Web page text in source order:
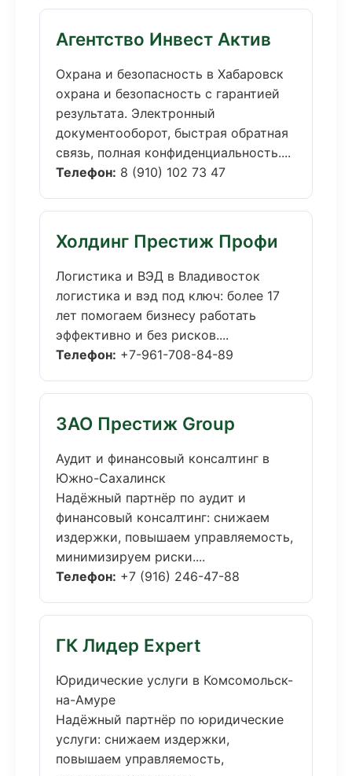
Агентство Инвест Актив
Охрана и безопасность в Хабаровск
охрана и безопасность с гарантией
результата. Электронный
документооборот, быстрая обратная
связь, полная конфиденциальность....
Телефон: 8 (910) 102 73 47
Холдинг Престиж Профи
Логистика и ВЭД в Владивосток
логистика и вэд под ключ: более 17
лет помогаем бизнесу работать
эффективно и без рисков....
Телефон: +7-961-708-84-89
ЗАО Престиж Group
Аудит и финансовый консалтинг в
Южно-Сахалинск
Надёжный партнёр по аудит и
финансовый консалтинг: снижаем
издержки, повышаем управляемость,
минимизируем риски....
Телефон: +7 (916) 246-47-88
ГК Лидер Expert
Юридические услуги в Комсомольск-
на-Амуре
Надёжный партнёр по юридические
услуги: снижаем издержки,
повышаем управляемость,